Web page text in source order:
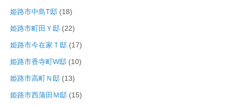
姫路市中島T邸 (18)
姫路市町田Ｙ邸 (22)
姫路市今在家Ｔ邸 (17)
姫路市香寺町W邸 (10)
姫路市高町Ｎ邸 (13)
姫路市西蒲田Ｍ邸 (15)